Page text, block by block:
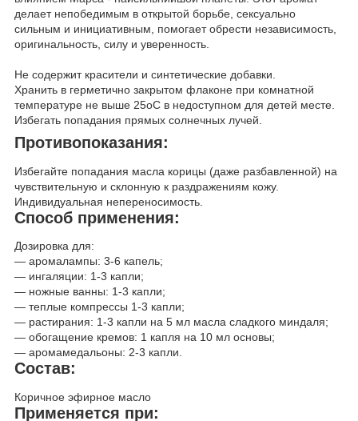
делает непобедимым в открытой борьбе, сексуально
сильным и инициативным, помогает обрести независимость,
оригинальность, силу и уверенность.
Не содержит красители и синтетические добавки.
Хранить в герметично закрытом флаконе при комнатной
температуре не выше 25оС в недоступном для детей месте.
Избегать попадания прямых солнечных лучей.
Противопоказания:
Избегайте попадания масла корицы (даже разбавленной) на
чувствительную и склонную к раздражениям кожу.
Индивидуальная непереносимость.
Способ применения:
Дозировка для:
— аромалампы: 3-6 капель;
— ингаляции: 1-3 капли;
— ножные ванны: 1-3 капли;
— теплые компрессы 1-3 капли;
— растирания: 1-3 капли на 5 мл масла сладкого миндаля;
— обогащение кремов: 1 капля на 10 мл основы;
— аромамедальоны: 2-3 капли.
Состав:
Коричное эфирное масло
Применяется при: